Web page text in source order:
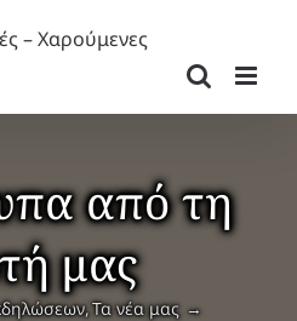
από τη
μας
Τα νέα μας